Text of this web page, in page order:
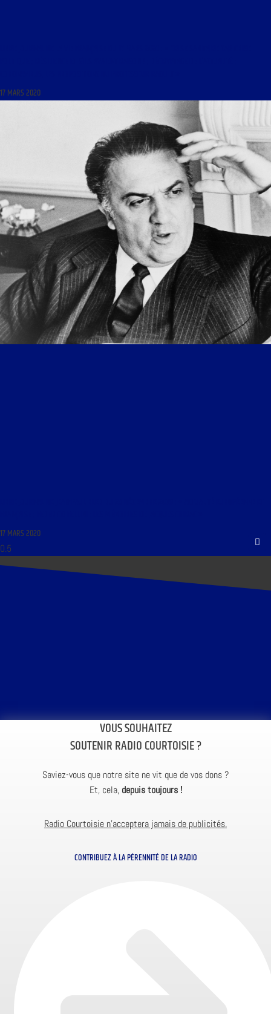
17 MARS 2020
17 MARS 2020
VOUS SOUHAITEZ
SOUTENIR RADIO COURTOISIE ?
Saviez-vous que notre site ne vit que de vos dons ?
Et, cela, depuis toujours !
Radio Courtoisie n’acceptera jamais de publicités.
CONTRIBUEZ À LA PÉRENNITÉ DE LA RADIO